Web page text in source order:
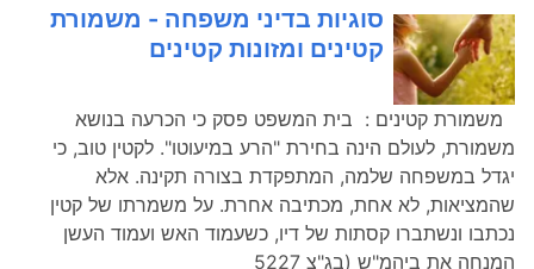
סוגיות בדיני משפחה - משמורת
קטינים ומזונות קטינים
משמורת קטינים : בית המשפט פסק כי הכרעה בנושא
משמורת, לעולם הינה בחירת "הרע במיעוטו". לקטין טוב, כי
יגדל במשפחה שלמה, המתפקדת בצורה תקינה. אלא
שהמציאות, לא אחת, מכתיבה אחרת. על משמרתו של קטין
נכתבו ונשתברו קסתות של דיו, כשעמוד האש ועמוד העשן
המנחה את ביהמ"ש (בג"צ 5227